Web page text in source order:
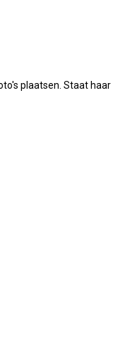
plaatsen. Staat haar